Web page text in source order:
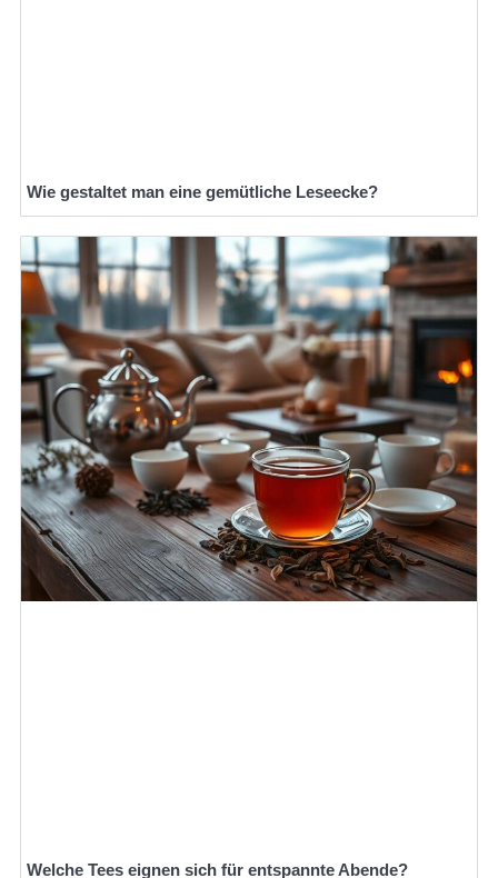
Wie gestaltet man eine gemütliche Leseecke?
Welche Tees eignen sich für entspannte Abende?